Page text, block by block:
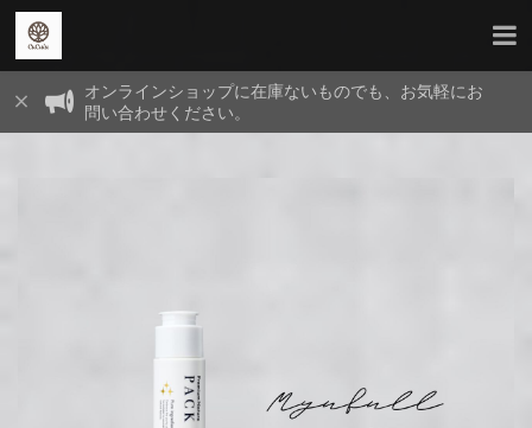
オンラインショップに在庫ないものでも、お気軽にお
問い合わせください。